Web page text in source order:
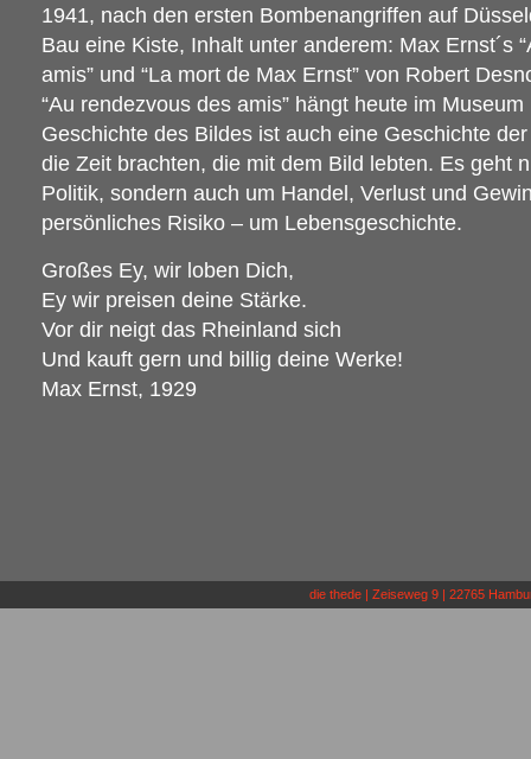
1941, nach den ersten Bombenangriffen auf
Bau eine Kiste, Inhalt unter anderem: Max Ernst´s
amis” und “La mort de Max Ernst” von Robert
“Au rendezvous des amis” hängt heute im
Geschichte des Bildes ist auch eine Geschichte
die Zeit brachten, die mit dem Bild lebten. Es geht
Politik, sondern auch um Handel, Verlust und
persönliches Risiko – um Lebensgeschichte.
Großes Ey, wir loben Dich,
Ey wir preisen deine Stärke.
Vor dir neigt das Rheinland sich
Und kauft gern und billig deine Werke!
Max Ernst, 1929
die thede | Zeiseweg 9 | 22765